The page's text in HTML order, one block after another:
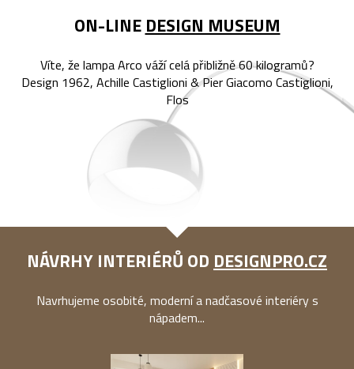
ON-LINE DESIGN MUSEUM
Víte, že lampa Arco váží celá přibližně 60 kilogramů?
Design 1962, Achille Castiglioni & Pier Giacomo Castiglioni,
Flos
NÁVRHY INTERIÉRŮ OD DESIGNPRO.CZ
Navrhujeme osobité, moderní a nadčasové interiéry s
nápadem...